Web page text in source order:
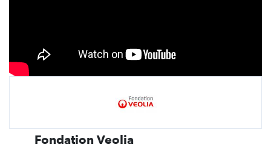
Fondation Veolia